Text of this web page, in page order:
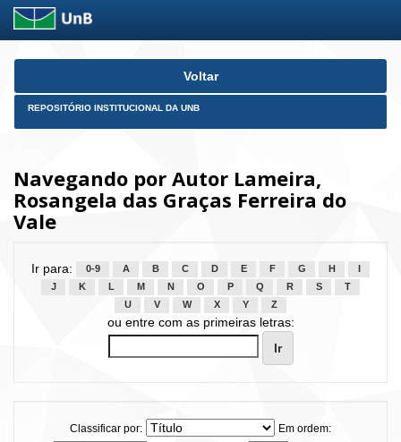
Skip
Voltar
REPOSITÓRIO INSTITUCIONAL DA UNB
Navegando por Autor Lameira,
Rosangela das Graças Ferreira do
Vale
Ir para: 0-9 A B C D E F G H
J
K L M N O P Q R S
T
U
V W X Y Z
ou entre com as primeiras letras:
Classificar por:
Em ordem: